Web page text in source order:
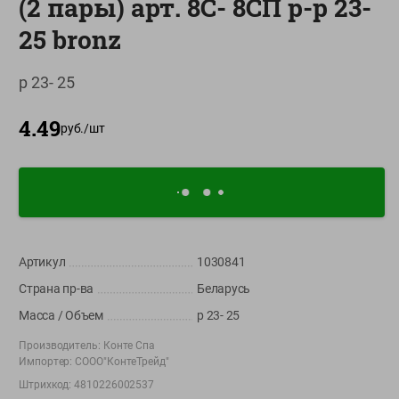
О сервисе
Мой Green
Приложение Green c
доставкой и бонусной картой
+375 44 560-60-61
Время работы Call-центра: Пн.- Пт. с 09.00 до 17.00, СБ, ВС -
выходной
shop@green-market.by
Пишите нам свои вопросы, предложения и комментарии
(2 пары) арт. 8C- 8CП p-p 23-
25 bronz
p 23- 25
4.49руб./шт
Артикул
1030841
Страна пр-ва
Беларусь
Масса / Объем
p 23- 25
Производитель: Конте Спа
Импортер: СООО"КонтеТрейд"
Штрихкод:4810226002537